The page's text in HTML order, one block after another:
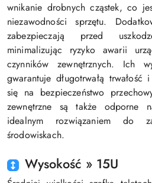
wnikanie drobnych cząstek, co
niezawodności sprzętu.
zabezpieczają przed
minimalizując ryzyko awarii
czynników zewnętrznych. Ich
gwarantuje długotrwałą
się na bezpieczeństwo
zewnętrzne są także
idealnym rozwiązaniem do
środowiskach.
Wysokość » 15U